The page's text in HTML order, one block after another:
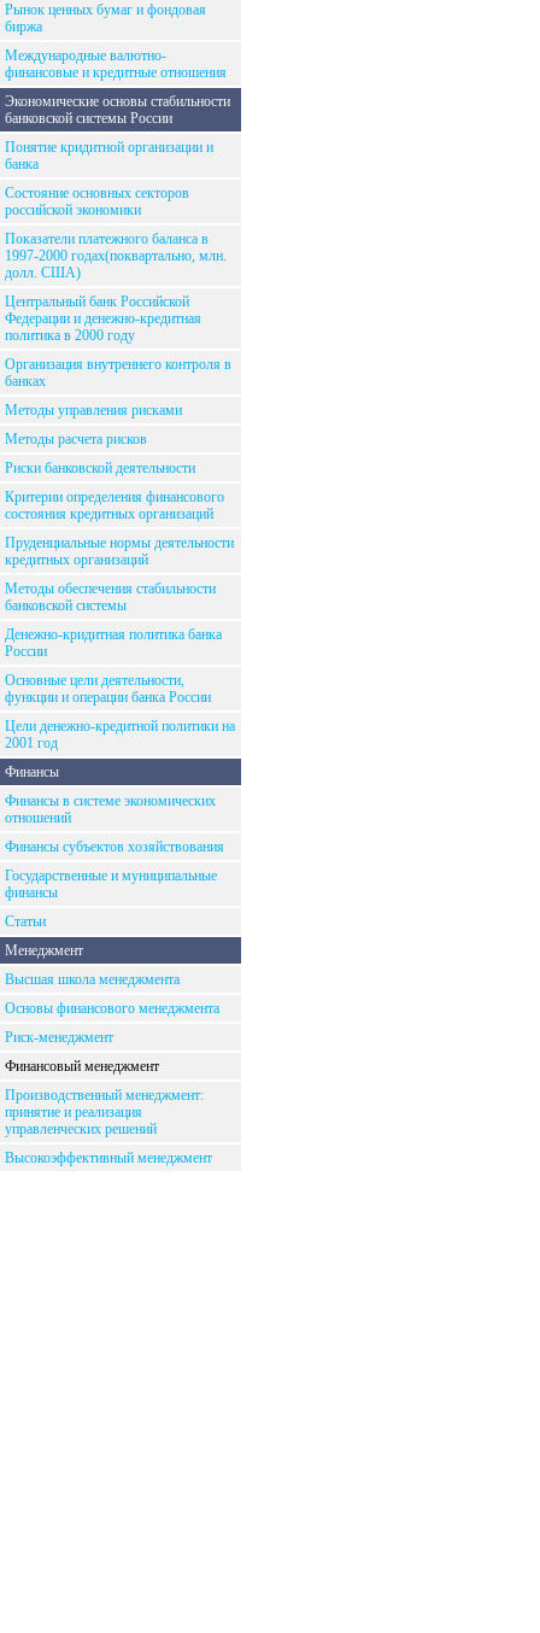
Рынок ценных бумаг и фондовая
биржа
Международные валютно-
финансовые и кредитные отношения
Экономические основы стабильности
банковской системы России
Понятие кридитной организации и
банка
Состояние основных секторов
российской экономики
Показатели платежного баланса в
1997-2000 годах(поквартально, млн.
долл. США)
Центральный банк Российской
Федерации и денежно-кредитная
политика в 2000 году
Организация внутреннего контроля в
банках
Методы управления рисками
Методы расчета рисков
Риски банковской деятельности
Критерии определения финансового
состояния кредитных организаций
Пруденциальные нормы деятельности
кредитных организаций
Методы обеспечения стабильности
банковской системы
Денежно-кридитная политика банка
России
Основные цели деятельности,
функции и операции банка России
Цели денежно-кредитной политики на
2001 год
Финансы
Финансы в системе экономических
отношений
Финансы субъектов хозяйствования
Государственные и муниципальные
финансы
Статьи
Менеджмент
Высшая школа менеджмента
Основы финансового менеджмента
Риск-менеджмент
Финансовый менеджмент
Производственный менеджмент:
принятие и реализация
управленческих решений
Высокоэффективный менеджмент